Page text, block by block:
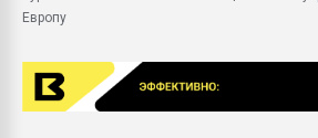
Европу